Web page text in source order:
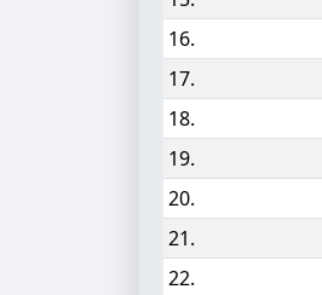
16.
17.
18.
19.
20.
21.
22.